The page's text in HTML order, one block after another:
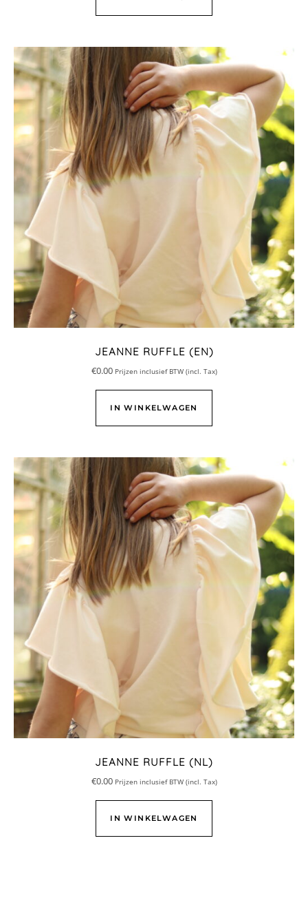
JEANNE RUFFLE (EN)
€0.00 Prijzen inclusief BTW (incl. Tax)
IN WINKELWAGEN
JEANNE RUFFLE (NL)
€0.00 Prijzen inclusief BTW (incl. Tax)
IN WINKELWAGEN